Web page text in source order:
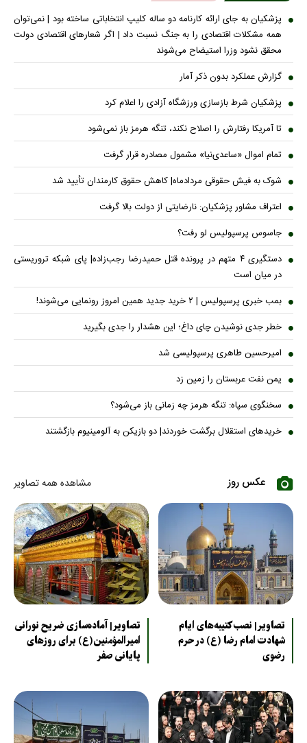
پزشکیان به جای ارائه کارنامه دو ساله کلیپ انتخاباتی ساخته بود | نمی‌توان
همه مشکلات اقتصادی را به جنگ نسبت داد | اگر شعار‌های اقتصادی دولت
محقق نشود وزرا استیضاح می‌شوند
گزارش عملکرد بدون ذکر آمار
پزشکیان شرط بازسازی ورزشگاه آزادی را اعلام کرد
تا آمریکا رفتارش را اصلاح نکند، تنگه هرمز باز نمی‌شود
تمام اموال «ساعدی‌نیا» مشمول مصادره قرار گرفت
شوک به فیش حقوقی مردادماه| کاهش حقوق کارمندان تأیید شد
اعتراف مشاور پزشکیان: نارضایتی از دولت بالا گرفت
جاسوس پرسپولیس لو رفت؟
دستگیری ۴ متهم در پرونده قتل حمیدرضا رجب‌زاده| پای شبکه تروریستی
در میان است
بمب خبری پرسپولیس | ۲ خرید جدید همین امروز رونمایی می‌شوند!
خطر جدی نوشیدن چای داغ؛ این هشدار را جدی بگیرید
امیرحسین طاهری پرسپولیسی شد
یمن نفت عربستان را زمین زد
سخنگوی سپاه: تنگه هرمز چه زمانی باز می‌شود؟
خریدهای استقلال برگشت خوردند| دو بازیکن به آلومینیوم بازگشتند
عکس روز مشاهده همه تصاویر
تصاویر| نصب کتیبه‌های ایام
شهادت امام رضا (ع) در حرم
رضوی
تصاویر| آماده‌سازی ضریح نورانی
امیرالمؤمنین(ع) برای روزهای
پایانی صفر